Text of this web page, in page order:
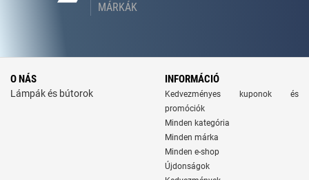
MÁRKÁK
O NÁS
Lámpák és bútorok
INFORMÁCIÓ
Kedvezményes kuponok és
promóciók
Minden kategória
Minden márka
Minden e-shop
Újdonságok